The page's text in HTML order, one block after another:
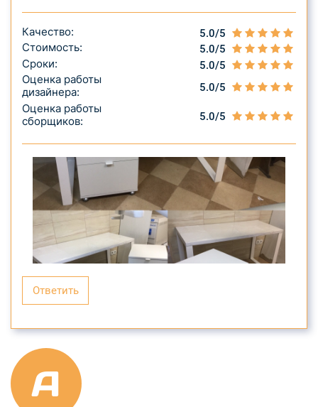
Качество: 5.0/5
Стоимость: 5.0/5
Сроки: 5.0/5
Оценка работы
дизайнера:
5.0/5
Оценка работы
сборщиков:
5.0/5
Ответить
A